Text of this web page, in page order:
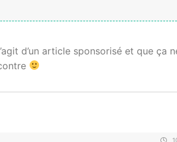
d’un article sponsorisé et que ça